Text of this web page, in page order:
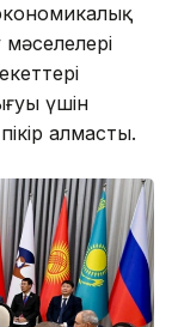
үшін
алмасты.